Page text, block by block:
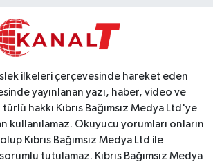
ilkeleri çerçevesinde hareket eden
yayınlanan yazı, haber, video ve
hakkı Kıbrıs Bağımsız Medya Ltd'ye
kullanılamaz. Okuyucu yorumları onların
Kıbrıs Bağımsız Medya Ltd ile
tutulamaz. Kıbrıs Bağımsız Medya